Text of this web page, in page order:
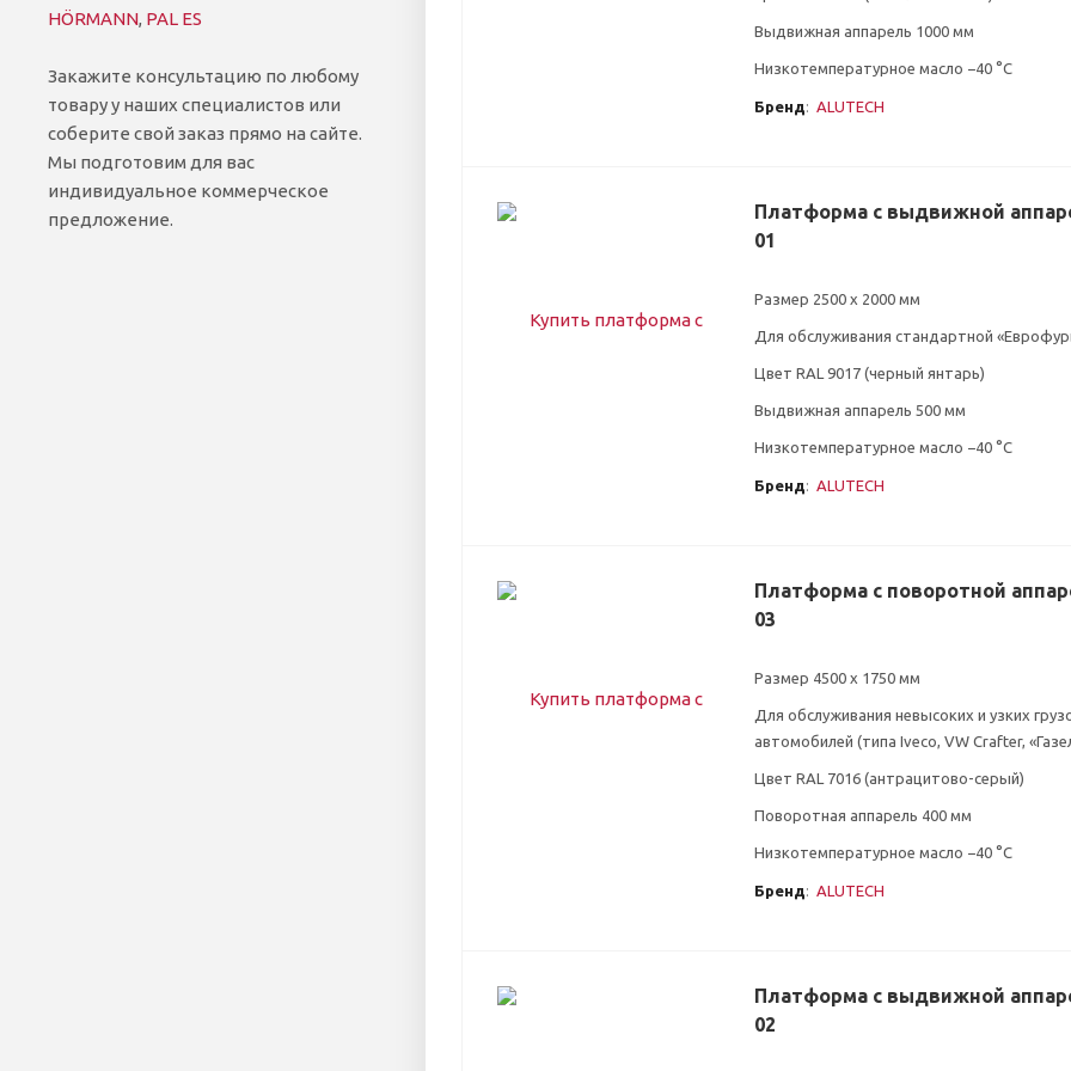
Выдвижная аппарель 1000 мм
Низкотемпературное масло −40 °C
Бренд: ALUTECH
Платформа с выдвижной
01
Размер 2500 х 2000 мм
Для обслуживания стандартной
Цвет RAL 9017 (черный янтарь)
Выдвижная аппарель 500 мм
Низкотемпературное масло −40 °C
Бренд: ALUTECH
Платформа с поворотной
03
Размер 4500 х 1750 мм
Для обслуживания невысоких и узких
автомобилей (типа Iveco, VW Crafter,
Цвет RAL 7016 (антрацитово-серый)
Поворотная аппарель 400 мм
Низкотемпературное масло −40 °C
Бренд: ALUTECH
Платформа с выдвижной
02
HÖRMANN, PAL ES
Закажите консультацию по любому
товару у наших специалистов или
соберите свой заказ прямо на сайте.
Мы подготовим для вас
индивидуальное коммерческое
предложение.